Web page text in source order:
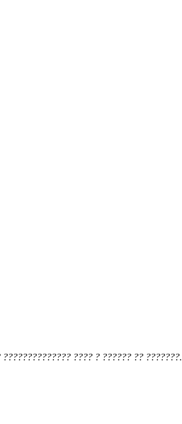
???? ? ?????? ?? ???????.